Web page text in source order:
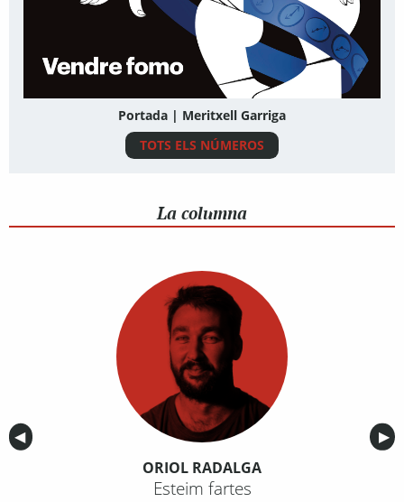
Portada | Meritxell Garriga
TOTS ELS NÚMEROS
La columna
Anterior
◀︎ ▶︎
ORIOL RADALGA
Esteim fartes